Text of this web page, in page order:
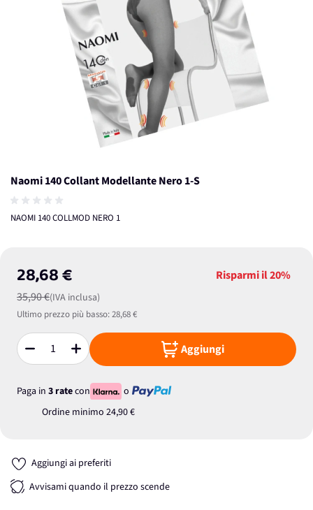
Naomi 140 Collant Modellante Nero 1-S
NAOMI 140 COLLMOD NERO 1
28,68 €
35,90 €(IVA inclusa)
Risparmi il20%
Ultimo prezzo più basso:28,68 €
Quantità Aggiungi
Paga in 3 ratecon
o
Ordine minimo 24,90 €
Aggiungi ai preferiti
Avvisami quando il prezzo scende